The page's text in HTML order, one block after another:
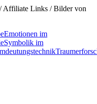
Affiliate Links / Bilder von
Emotionen im
Symbolik im